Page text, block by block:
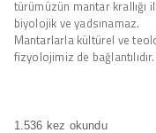
türümüzün mantar
biyolojik ve yadsınamaz.
Mantarlarla kültürel ve
fizyolojimiz de bağlantılıdır.
1.536 kez okundu